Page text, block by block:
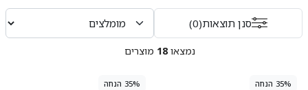
סנן תוצאות(0)
נמצאו18 מוצרים
35% הנחה 35% הנחה